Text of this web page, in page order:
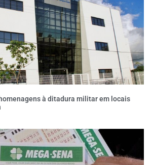
à ditadura militar em locais